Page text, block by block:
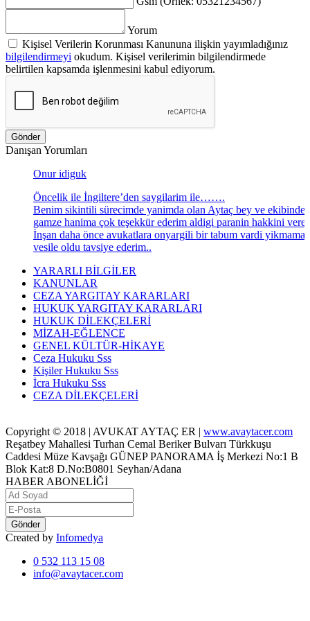
Yorum
Kişisel Verilerin Korunması Kanununa ilişkin yayımladığınız
bilgilendirmeyi okudum. Kişisel verilerimin bilgilendirmede
belirtilen kapsamda işlenmesini kabul ediyorum.
Gönder
Danışan Yorumları
Onur idiguk
Öncelik ile İngiltere’den saygilarim ile…….
Benim sikintili sürecimde yanimda olan Aytaç bey ve ekibinden
gamze hanima çok teşekkür ederim aldigi paranin hakkini
İnşan daha önce avukatlara onyargili bir tabum vardi yikmama
vesile oldu tavsiye ederim..
YARARLI BİLGİLER
KANUNLAR
CEZA YARGITAY KARARLARI
HUKUK YARGITAY KARARLARI
HUKUK DİLEKÇELERİ
MİZAH-EĞLENCE
GENEL KÜLTÜR-HİKAYE
Ceza Hukuku Sss
Kişiler Hukuku Sss
İcra Hukuku Sss
CEZA DİLEKÇELERİ
Copyright © 2018 | AVUKAT AYTAÇ ER | www.avaytacer.com
Reşatbey Mahallesi Turhan Cemal Beriker Bulvarı Türkkuşu
Caddesi Müze Kavşağı GÜNEP PANORAMA İş Merkezi No:1 B
Blok Kat:8 D.No:B0801 Seyhan/Adana
HABER ABONELİĞİ
Gönder
Created by Infomedya
0 532 113 15 08
info@avaytacer.com